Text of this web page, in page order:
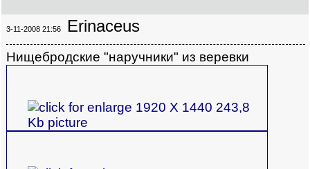
3-11-2008 21:56 Erinaceus
Нищебродские "наручники" из веревки